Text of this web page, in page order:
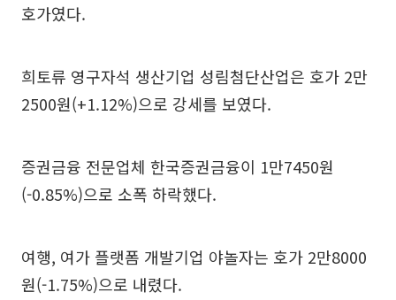
호가였다.
희토류 영구자석 생산기업 성림첨단산업은 호가 2만
2500원(+1.12%)으로 강세를 보였다.
증권금융 전문업체 한국증권금융이 1만7450원
(-0.85%)으로 소폭 하락했다.
여행, 여가 플랫폼 개발기업 야놀자는 호가 2만8000
원(-1.75%)으로 내렸다.